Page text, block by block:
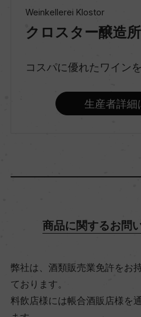
地区名
シルヴァーナ 100%
アルコール度数
Weinkellerei Klostor
クロスター醸造所
コスパに優れたワイン
生産者詳細
商品に関するお問
弊社は、酒類販売業免許をお
ております。
料飲店様には帳合酒販店様を